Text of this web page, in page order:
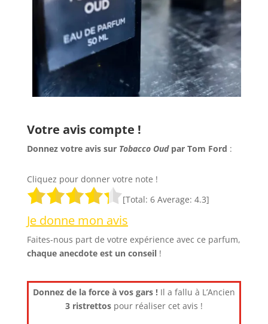
Votre avis compte !
Donnez votre avis sur Tobacco Oudpar Tom Ford :
Cliquez pour donner votre note !
[Total: 6Average: 4.3]
Je donne mon avis
Faites-nous part de votre expérience avec ce parfum,
chaque anecdote est un conseil!
Donnez de la force à vos gars !Il a fallu à L’Ancien
3 ristrettos pour réaliser cet avis !